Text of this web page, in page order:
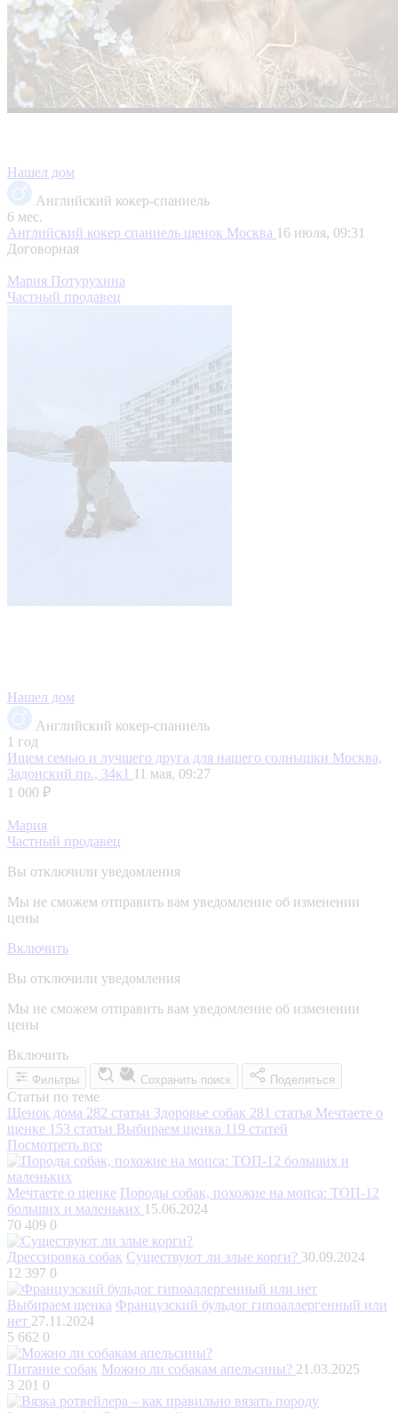
Нашел дом
Английский кокер-спаниель
6 мес.
Английский кокер спаниель щенок Москва 16 июля, 09:31
Договорная
Мария Потурухина
Частный продавец
Нашел дом
Английский кокер-спаниель
1 год
Ищем семью и лучшего друга для нашего солнышки Москва,
Задонский пр., 34к1 11 мая, 09:27
1 000 ₽
Мария
Частный продавец
Вы отключили уведомления
Мы не сможем отправить вам уведомление об изменении
цены
Включить
Вы отключили уведомления
Мы не сможем отправить вам уведомление об изменении
цены
Включить
Фильтры Сохранить поиск Поделиться
Статьи по теме
Щенок дома 282 статьи Здоровье собак 281 статья Мечтаете о
щенке 153 статьи Выбираем щенка 119 статей
Посмотреть все
Мечтаете о щенке Породы собак, похожие на мопса: ТОП-12
больших и маленьких 15.06.2024
70 409 0
Дрессировка собак Существуют ли злые корги? 30.09.2024
12 397 0
Выбираем щенка Французский бульдог гипоаллергенный или
нет 27.11.2024
5 662 0
Питание собак Можно ли собакам апельсины? 21.03.2025
3 201 0